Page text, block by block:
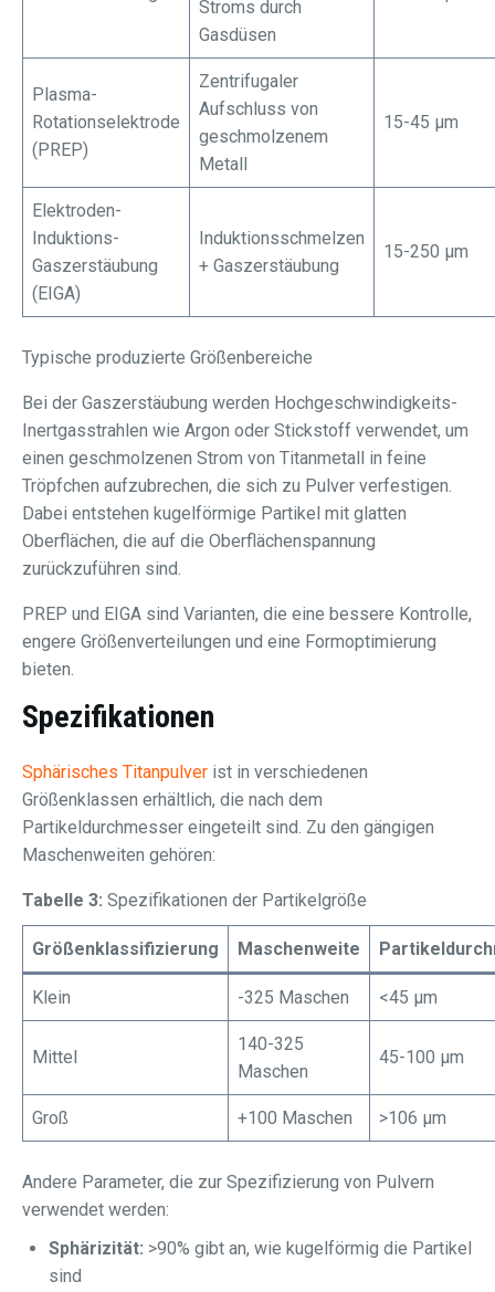
Stroms durch
Gasdüsen
Plasma-
Rotationselektrode
(PREP)
Zentrifugaler
Aufschluss von
geschmolzenem
Metall
15-45 μm
Elektroden-
Induktions-
Gaszerstäubung
(EIGA)
Induktionsschmelzen
+ Gaszerstäubung
15-250 μm
Typische produzierte Größenbereiche
Bei der Gaszerstäubung werden Hochgeschwindigkeits-
Inertgasstrahlen wie Argon oder Stickstoff verwendet, um
einen geschmolzenen Strom von Titanmetall in feine
Tröpfchen aufzubrechen, die sich zu Pulver verfestigen.
Dabei entstehen kugelförmige Partikel mit glatten
Oberflächen, die auf die Oberflächenspannung
zurückzuführen sind.
PREP und EIGA sind Varianten, die eine bessere Kontrolle,
engere Größenverteilungen und eine Formoptimierung
bieten.
Spezifikationen
Sphärisches Titanpulver ist in verschiedenen
Größenklassen erhältlich, die nach dem
Partikeldurchmesser eingeteilt sind. Zu den gängigen
Maschenweiten gehören:
Tabelle 3: Spezifikationen der Partikelgröße
Größenklassifizierung Maschenweite
Klein -325 Maschen <45 μm
Mittel
140-325
Maschen
45-100 μm
Groß +100 Maschen >106 μm
Andere Parameter, die zur Spezifizierung von Pulvern
verwendet werden:
Sphärizität: >90% gibt an, wie kugelförmig die Partikel
sind